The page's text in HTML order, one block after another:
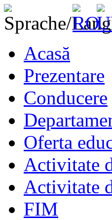
Acasă
Prezentare
Conducere
Oferta
Activitate
Activitate
FIM